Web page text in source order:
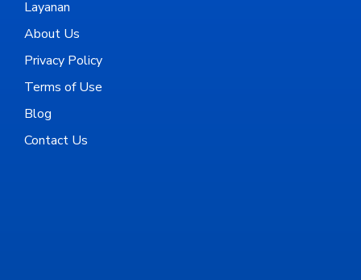
Layanan
About Us
Privacy Policy
Terms of Use
Blog
Contact Us